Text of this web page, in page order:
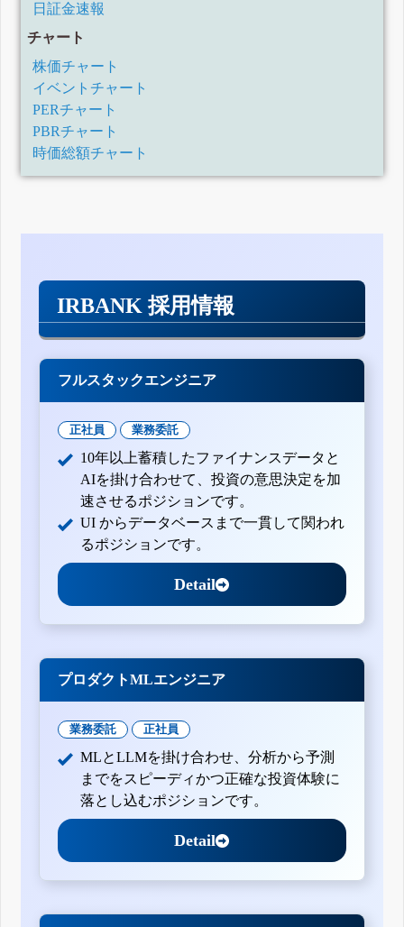
日証金速報
チャート
株価チャート
イベントチャート
PERチャート
PBRチャート
時価総額チャート
IRBANK 採用情報
フルスタックエンジニア
正社員 業務委託
10年以上蓄積したファイナンスデータと
AIを掛け合わせて、投資の意思決定を加
速させるポジションです。
UI からデータベースまで一貫して関われ
るポジションです。
Detail
プロダクトMLエンジニア
業務委託 正社員
MLとLLMを掛け合わせ、分析から予測
までをスピーディかつ正確な投資体験に
落とし込むポジションです。
Detail